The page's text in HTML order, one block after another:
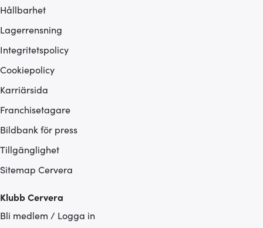
Hållbarhet
Lagerrensning
Integritetspolicy
Cookiepolicy
Karriärsida
Franchisetagare
Bildbank för press
Tillgänglighet
Sitemap Cervera
Klubb Cervera
Bli medlem / Logga in